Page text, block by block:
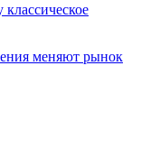
меняют рынок